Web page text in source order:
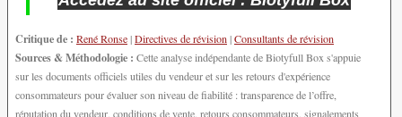
Critique de : René Ronse|Directives de révision|Consultants de révision
Sources & Méthodologie : Cette analyse indépendante de Biotyfull Box s'appuie
sur les documents officiels utiles du vendeur et sur les retours d'expérience
consommateurs pour évaluer son niveau de fiabilité : transparence de l’offre,
réputation du vendeur, conditions de vente, retours consommateurs, signalements